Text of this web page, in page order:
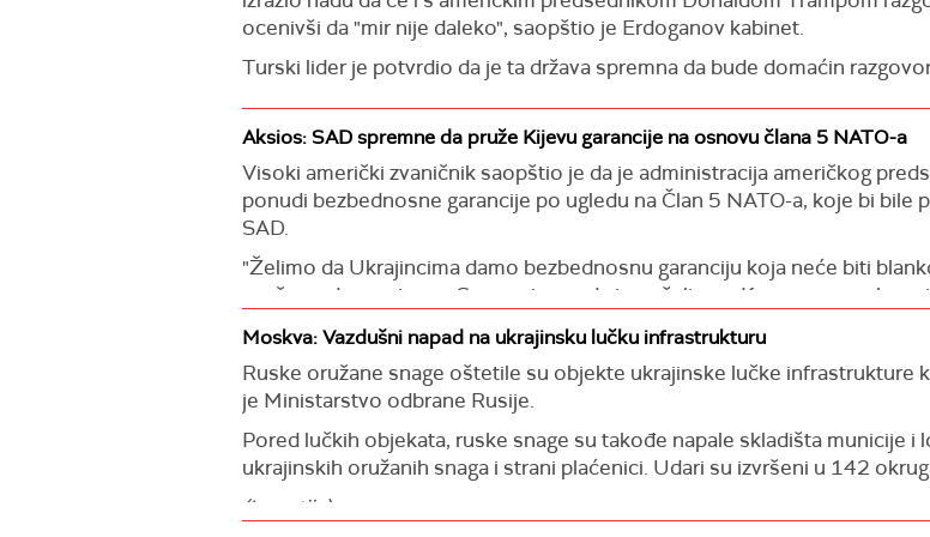
Dodala da je, prema njenim rečima, novi moto Brisela postao: "Fotografije
(Tas, Tanjug)
ocenivši da "mir nije daleko", saopštio je Erdoganov kabinet.
Turski lider je potvrdio da je ta država spremna da bude domaćin
(Reuters)
Aksios: SAD spremne da pruže Kijevu garancije na osnovu člana 5 NATO-a
Visoki američki zvaničnik saopštio je da je administracija američkog
ponudi bezbednosne garancije po ugledu na Član 5 NATO-a, koje bi
SAD.
"Želimo da Ukrajincima damo bezbednosnu garanciju koja neće biti
snažna s druge strane. Spremni smo da je pošaljemo Kongresu na
Moskva: Vazdušni napad na ukrajinsku lučku infrastrukturu
Ruske oružane snage oštetile su objekte ukrajinske lučke infrastrukture
je Ministarstvo odbrane Rusije.
Pored lučkih objekata, ruske snage su takođe napale skladišta municije
ukrajinskih oružanih snaga i strani plaćenici. Udari su izvršeni u 142
(Izvestija)